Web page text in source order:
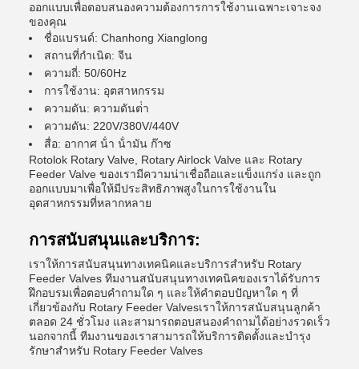
ออกแบบเพื่อตอบสนองความต้องการการใช้งานเฉพาะเจาะจง
ของคุณ
ชื่อแบรนด์: Chanhong Xianglong
สถานที่กําเนิด: จีน
ความถี่: 50/60Hz
การใช้งาน: อุตสาหกรรม
ความดัน: ความดันต่ํา
ความดัน: 220V/380V/440V
สื่อ: อากาศ น้ํา น้ํามัน ก๊าซ
Rotolok Rotary Valve, Rotary Airlock Valve และ Rotary
Feeder Valve ของเรามีความน่าเชื่อถือและแข็งแกร่ง และถูก
ออกแบบมาเพื่อให้มีประสิทธิภาพสูงในการใช้งานใน
อุตสาหกรรมที่หลากหลาย
การสนับสนุนและบริการ:
เราให้การสนับสนุนทางเทคนิคและบริการสําหรับ Rotary
Feeder Valves ทีมงานสนับสนุนทางเทคนิคของเราได้รับการ
ฝึกอบรมเพื่อตอบคําถามใด ๆ และให้คําตอบปัญหาใด ๆ ที่
เกี่ยวข้องกับ Rotary Feeder Valvesเราให้การสนับสนุนลูกค้า
ตลอด 24 ชั่วโมง และสามารถตอบสนองคําถามได้อย่างรวดเร็ว
นอกจากนี้ ทีมงานของเราสามารถให้บริการติดตั้งและบํารุง
รักษาสําหรับ Rotary Feeder Valves